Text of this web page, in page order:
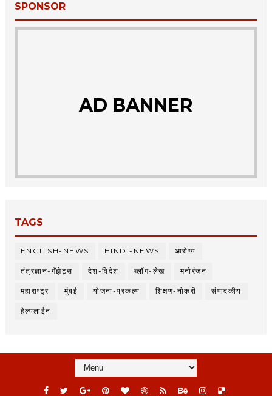
SPONSOR
AD BANNER
TAGS
ENGLISH-NEWS HINDI-NEWS आरोग्य
तंत्रज्ञान-गॅझेट्स देश-विदेश ब्लॉग-लेख मनोरंजन
महाराष्ट्र मुंबई योजना-प्रकल्प शिक्षण-नोकरी संपादकीय
हेल्पलाईन